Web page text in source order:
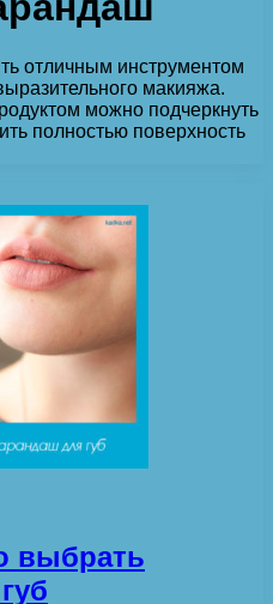
отличным инструментом
макияжа.
можно подчеркнуть
полностью поверхность
выбрать